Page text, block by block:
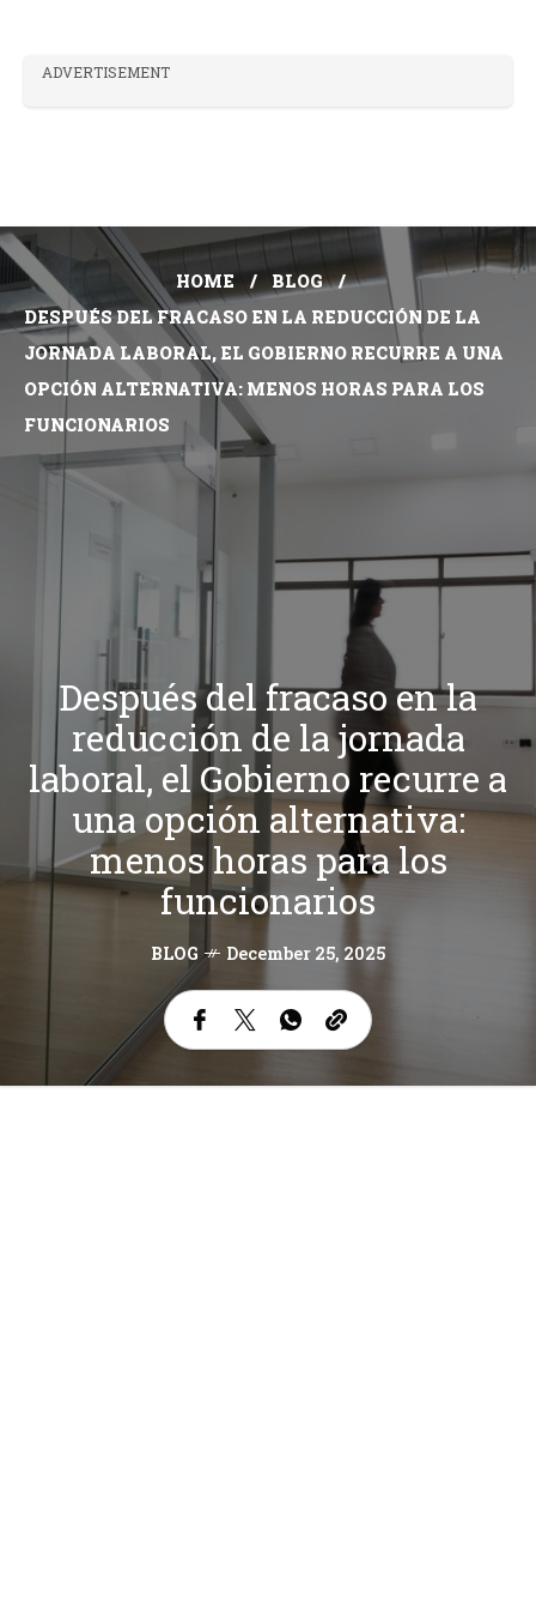
ADVERTISEMENT
HOME
BLOG
DESPUÉS DEL FRACASO EN LA REDUCCIÓN DE LA
JORNADA LABORAL, EL GOBIERNO RECURRE A UNA
OPCIÓN ALTERNATIVA: MENOS HORAS PARA LOS
FUNCIONARIOS
Después del fracaso en la
reducción de la jornada
laboral, el Gobierno recurre a
una opción alternativa:
menos horas para los
funcionarios
BLOG December 25, 2025